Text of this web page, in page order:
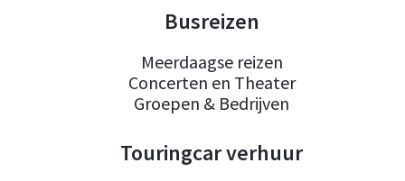
Busreizen
Meerdaagse reizen
Concerten en Theater
Groepen & Bedrijven
Touringcar verhuur